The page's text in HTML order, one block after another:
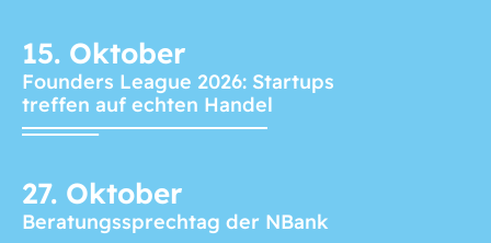
15. Oktober
Founders League 2026: Startups
treffen auf echten Handel
27. Oktober
Beratungssprechtag der NBank